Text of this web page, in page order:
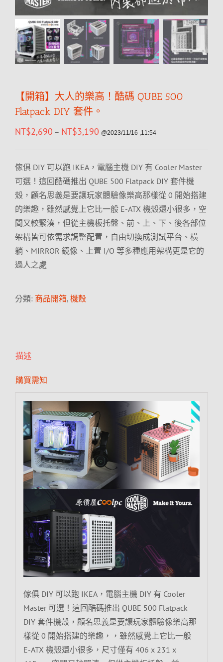
【開箱】大人的樂高！酷碼 QUBE 500
Flatpack DIY 套件。
NT$2,690 – NT$3,190 @2023/11/16 ,11:54
傢俱 DIY 可以跑 IKEA，電腦主機 DIY 有 Cooler Master
可選！這回酷碼推出 QUBE 500 Flatpack DIY 套件機
殼，顧名思義是要讓玩家體驗像樂高那樣從 0 開始搭建
的樂趣，雖然感覺上它比一般 E-ATX 機殼還小很多，空
間又較緊湊，但從主機板托盤、前、上、下、後各部位
架構皆可依需求調整配置，自由切換成測試平台、橫
躺、MIRROR 鏡像、上置 I/O 等多種應用架構更是它的
過人之處
分類: 商品開箱, 機殼
描述
購買需知
傢俱 DIY 可以跑 IKEA，電腦主機 DIY 有 Cooler
Master 可選！這回酷碼推出 QUBE 500 Flatpack
DIY 套件機殼，顧名思義是要讓玩家體驗像樂高那
樣從 0 開始搭建的樂趣，，雖然感覺上它比一般
E-ATX 機殼還小很多，尺寸僅有 406 x 231 x